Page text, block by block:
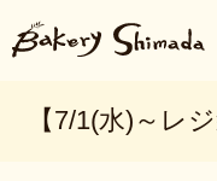
【7/1(水)～レ